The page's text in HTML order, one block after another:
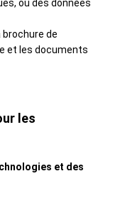
ou des données
brochure de
et les documents
les
et des